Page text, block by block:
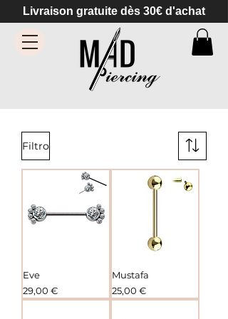
Livraison gratuite dès 30€ d'achat
Filtro
Eve
Precio
29,00 €
Mustafa
Precio
25,00 €